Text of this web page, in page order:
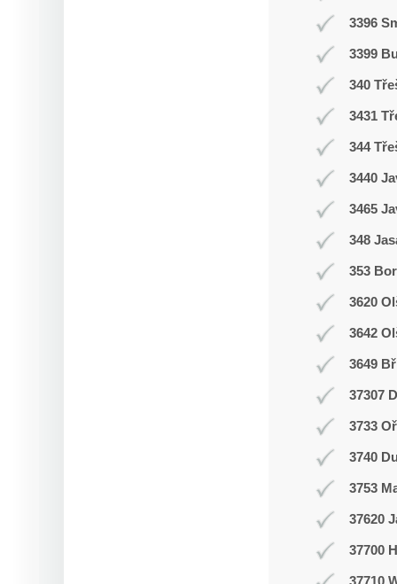
3396
3399
340
3431
344
3440
3465
348
353
3620
3642
3649
37307
3733
3740
3753
37620
37700